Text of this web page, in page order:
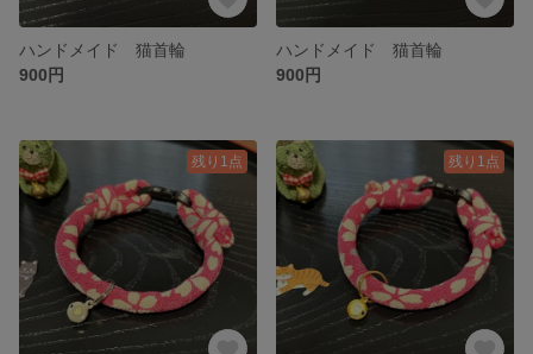
ハンドメイド 猫首輪
900円
ハンドメイド 猫首輪
900円
残り1点 残り1点